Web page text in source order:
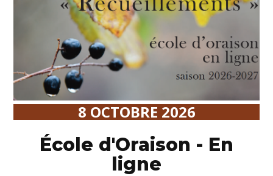
8 OCTOBRE 2026
École d'Oraison - En
ligne